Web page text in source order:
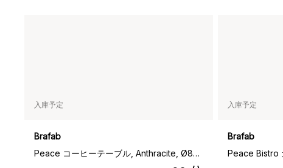
入庫予定
Brafab
Peace コーヒーテーブル, Anthracite, Ø80x46 cm
入庫予定
Brafab